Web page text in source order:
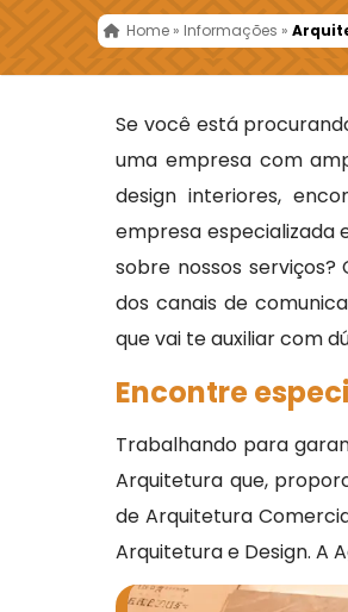
Home » Informações »
Se você está
uma empresa com
design interiores,
empresa especializada
sobre nossos
dos canais de
que vai te auxiliar com
Encontre
Trabalhando para
Arquitetura que,
de Arquitetura
Arquitetura e Design. A